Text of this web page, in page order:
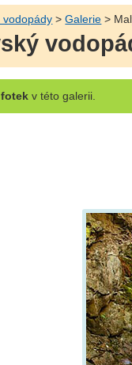
vodopády >Galerie >
v této galerii.